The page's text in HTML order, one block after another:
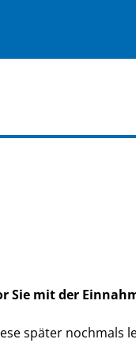
Sie mit der
später nochmals